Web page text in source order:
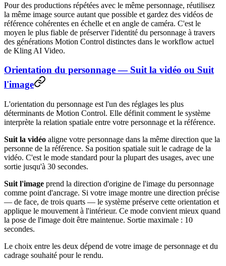
Pour des productions répétées avec le même personnage, réutilisez
la même image source autant que possible et gardez des vidéos de
référence cohérentes en échelle et en angle de caméra. C'est le
moyen le plus fiable de préserver l'identité du personnage à travers
des générations Motion Control distinctes dans le workflow actuel
de Kling AI Video.
Orientation du personnage — Suit la vidéo ou Suit
l'image
L'orientation du personnage est l'un des réglages les plus
déterminants de Motion Control. Elle définit comment le système
interprète la relation spatiale entre votre personnage et la référence.
Suit la vidéo aligne votre personnage dans la même direction que la
personne de la référence. Sa position spatiale suit le cadrage de la
vidéo. C'est le mode standard pour la plupart des usages, avec une
sortie jusqu'à 30 secondes.
Suit l'image prend la direction d'origine de l'image du personnage
comme point d'ancrage. Si votre image montre une direction précise
— de face, de trois quarts — le système préserve cette orientation et
applique le mouvement à l'intérieur. Ce mode convient mieux quand
la pose de l'image doit être maintenue. Sortie maximale : 10
secondes.
Le choix entre les deux dépend de votre image de personnage et du
cadrage souhaité pour le rendu.